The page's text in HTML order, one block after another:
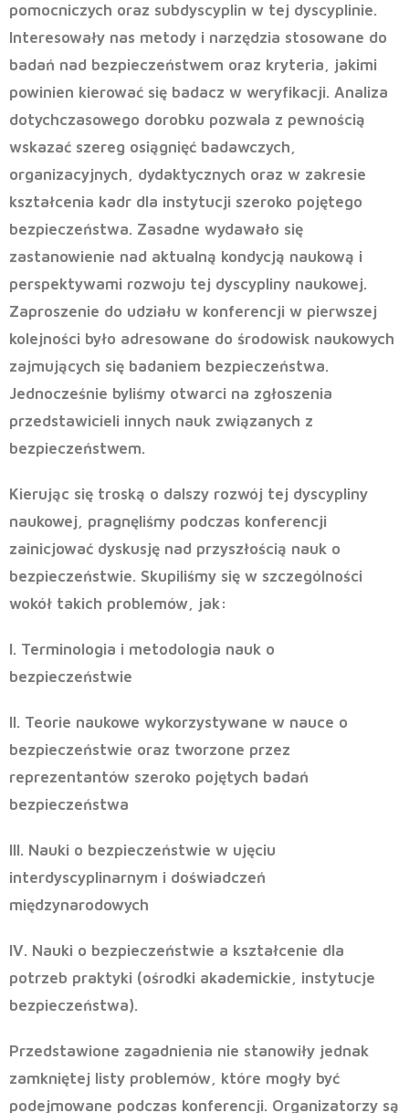
pomocniczych oraz subdyscyplin w tej dyscyplinie.
Interesowały nas metody i narzędzia stosowane do
badań nad bezpieczeństwem oraz kryteria, jakimi
powinien kierować się badacz w weryfikacji. Analiza
dotychczasowego dorobku pozwala z pewnością
wskazać szereg osiągnięć badawczych,
organizacyjnych, dydaktycznych oraz w zakresie
kształcenia kadr dla instytucji szeroko pojętego
bezpieczeństwa. Zasadne wydawało się
zastanowienie nad aktualną kondycją naukową i
perspektywami rozwoju tej dyscypliny naukowej.
Zaproszenie do udziału w konferencji w pierwszej
kolejności było adresowane do środowisk naukowych
zajmujących się badaniem bezpieczeństwa.
Jednocześnie byliśmy otwarci na zgłoszenia
przedstawicieli innych nauk związanych z
bezpieczeństwem.
Kierując się troską o dalszy rozwój tej dyscypliny
naukowej, pragnęliśmy podczas konferencji
zainicjować dyskusję nad przyszłością nauk o
bezpieczeństwie. Skupiliśmy się w szczególności
wokół takich problemów, jak:
I. Terminologia i metodologia nauk o
bezpieczeństwie
II. Teorie naukowe wykorzystywane w nauce o
bezpieczeństwie oraz tworzone przez
reprezentantów szeroko pojętych badań
bezpieczeństwa
III. Nauki o bezpieczeństwie w ujęciu
interdyscyplinarnym i doświadczeń
międzynarodowych
IV. Nauki o bezpieczeństwie a kształcenie dla
potrzeb praktyki (ośrodki akademickie, instytucje
bezpieczeństwa).
Przedstawione zagadnienia nie stanowiły jednak
zamkniętej listy problemów, które mogły być
podejmowane podczas konferencji. Organizatorzy są